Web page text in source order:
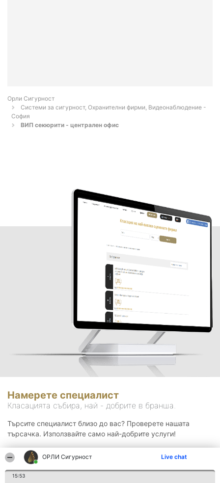
ОРЛИ Сигурност Live chat
15:53
Орли Сигурност
Системи за сигурност, Охранителни фирми, Видеонаблюдение -
София
ВИП секюрити - централен офис
Намерете специалист
Класацията събира, най - добрите в бранша.
Търсите специалист близо до вас? Проверете нашата
търсачка. Използвайте само най-добрите услуги!